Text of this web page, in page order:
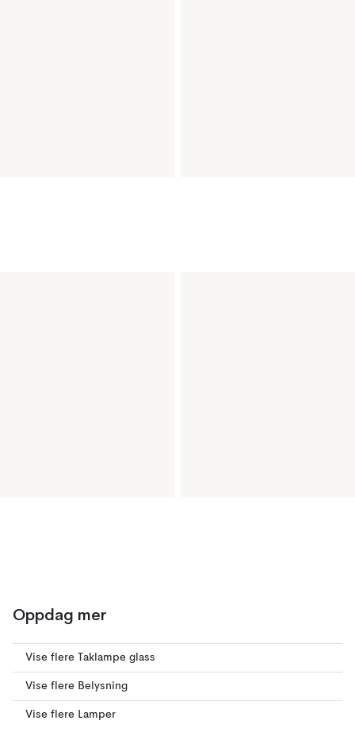
Oppdag mer
Vise flere Taklampe glass
Vise flere Belysning
Vise flere Lamper